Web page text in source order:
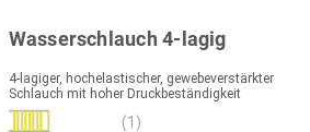
Wasserschlauch 4-lagig
4-lagiger, hochelastischer, gewebeverstärkter
Schlauch mit hoher Druckbeständigkeit
Bewertung:
(1)